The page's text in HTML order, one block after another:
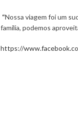
“Nossa viagem foi um
família, podemos
https://